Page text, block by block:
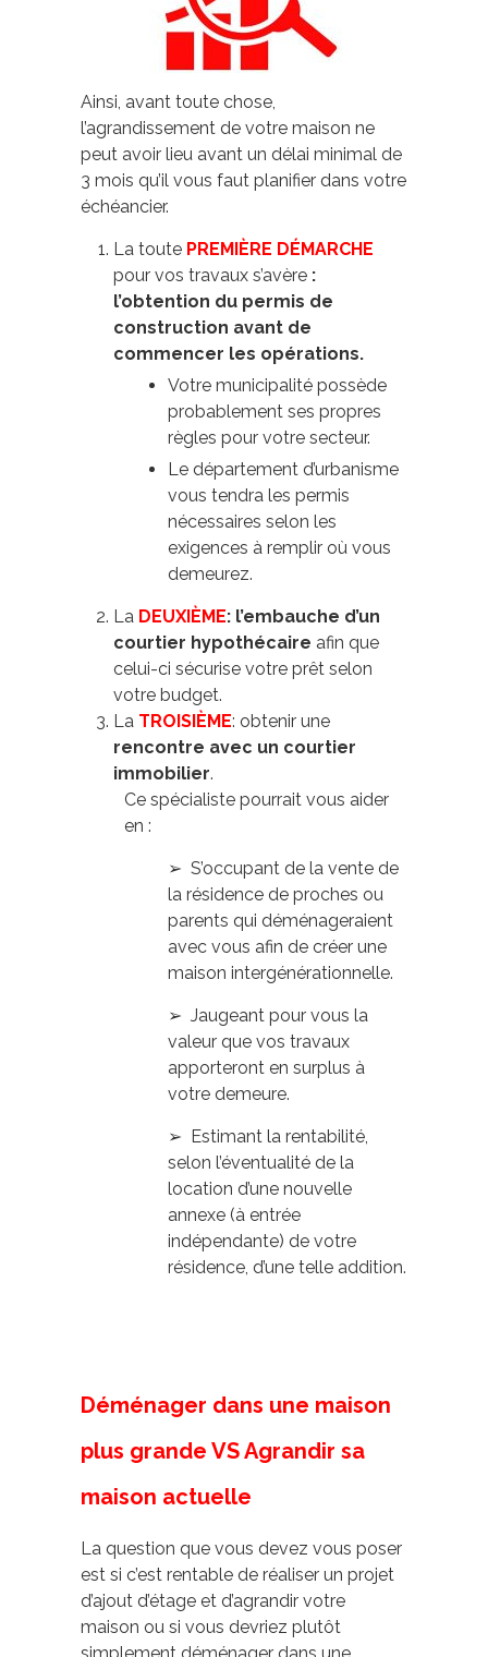
Ainsi, avant toute chose,
l’agrandissement de votre maison ne
peut avoir lieu avant un délai minimal de
3 mois qu’il vous faut planifier dans votre
échéancier.
La toute PREMIÈRE DÉMARCHE
pour vos travaux s’avère :
l’obtention du permis de
construction avant de
commencer les opérations.
Votre municipalité possède
probablement ses propres
règles pour votre secteur.
Le département d’urbanisme
vous tendra les permis
nécessaires selon les
exigences à remplir où vous
demeurez.
La DEUXIÈME: l’embauche d’un
courtier hypothécaire afin que
celui-ci sécurise votre prêt selon
votre budget.
La TROISIÈME: obtenir une
rencontre avec un courtier
immobilier.
Ce spécialiste pourrait vous aider
en :
➢ S’occupant de la vente de
la résidence de proches ou
parents qui déménageraient
avec vous afin de créer une
maison intergénérationnelle.
➢ Jaugeant pour vous la
valeur que vos travaux
apporteront en surplus à
votre demeure.
➢ Estimant la rentabilité,
selon l’éventualité de la
location d’une nouvelle
annexe (à entrée
indépendante) de votre
résidence, d’une telle addition.
Déménager dans une maison
plus grande VS Agrandir sa
maison actuelle
La question que vous devez vous poser
est si c’est rentable de réaliser un projet
d’ajout d’étage et d’agrandir votre
maison ou si vous devriez plutôt
simplement déménager dans une